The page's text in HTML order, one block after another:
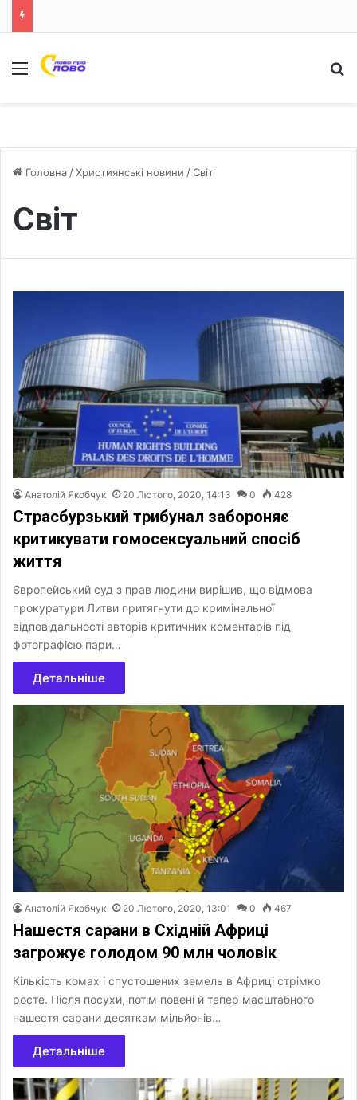
Меню
Головна /Християнські новини /Світ
Світ
Анатолій Якобчук 20 Лютого, 2020, 14:13 0 428
Страсбурзький трибунал забороняє
критикувати гомосексуальний спосіб
життя
Європейський суд з прав людини вирішив, що відмова
прокуратури Литви притягнути до кримінальної
відповідальності авторів критичних коментарів під
фотографією пари…
Детальніше
Анатолій Якобчук 20 Лютого, 2020, 13:01 0 467
Нашестя сарани в Східній Африці
загрожує голодом 90 млн чоловік
Кількість комах і спустошених земель в Африці стрімко
росте. Після посухи, потім повені й тепер масштабного
нашестя сарани десяткам мільйонів…
Детальніше